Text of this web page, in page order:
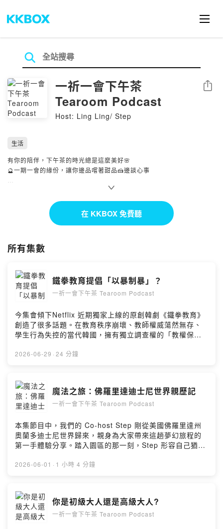
一祈一會下午茶
Tearoom Podcast
Host: Ling Ling/ Step
分享
生活
有你的陪伴，下午茶的時光總是這麼美好🌸
🔮一期一會的緣份，讓你邊品嚐著甜品🍰邊談心事
https://www.instagram.com/tearoompodcast/
https://podcasts.apple.com/podcast/id1558345022
Powered by Firstory Hosting
在 KKBOX 免費聽
所有集數
鐵拳教育提倡「以暴制暴」？
一祈一會下午茶 Tearoom Podcast
今集會傾下Netflix 近期獨家上線的原創韓劇《鐵拳教育》
創造了很多話題。在教育秩序崩壞、教師權威蕩然無存、
學生行為失控的當代韓國，擁有獨立調查權的「教權保護
重建教師權威，試圖讓失序的教育體系重回正軌。故事中
對兒童施加造成傷害或具虐待性的體罰是違法的。不過，
「打小孩完全不合法」這句話並不完全準確。劇中以體罰
作為恢復校園秩序的手段，但這樣的做法在加拿大的教育
長的身體管教也受到法律的嚴格限制。Powered by
Firstory Hosting
2026-06-29 · 24 分鐘
魔法之旅：佛羅里達迪士尼世界親歷記
一祈一會下午茶 Tearoom Podcast
本集節目中，我們的 Co-host Step 剛從美國佛羅里達州
奧蘭多迪士尼世界歸來，親身為大家帶來這趟夢幻旅程的
第一手體驗分享。踏入園區的那一刻，Step 形容自己猶如
樂、四處穿梭的卡通人物，一切皆令人目不暇接。此外，
旺季出行的注意事項。對於有意帶同家人出遊的聽衆，她
尤其推薦選擇非假期的平日前往，方能從容享受每個角落
的魔法時光。整體印象：- 園區亮點： 魔幻王國、好萊塢
2026-06-01 · 1 小時 4 分鐘
你是初級大人還是高級大人?
一祈一會下午茶 Tearoom Podcast